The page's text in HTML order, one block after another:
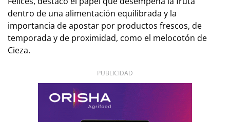
dentro de una alimentación equilibrada y la
importancia de apostar por productos frescos, de
temporada y de proximidad, como el melocotón de
Cieza.
PUBLICIDAD